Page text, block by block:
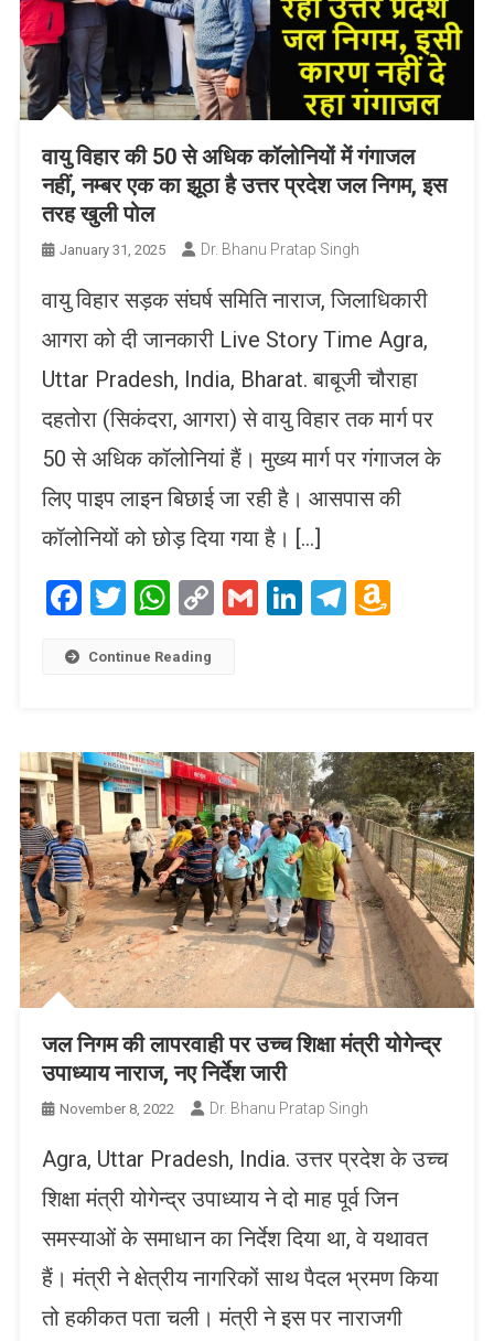
वायु विहार की 50 से अधिक कॉलोनियों में गंगाजल
नहीं, नम्बर एक का झूठा है उत्तर प्रदेश जल निगम, इस
तरह खुली पोल
January 31, 2025 Dr. Bhanu Pratap Singh
वायु विहार सड़क संघर्ष समिति नाराज, जिलाधिकारी
आगरा को दी जानकारी Live Story Time Agra,
Uttar Pradesh, India, Bharat. बाबूजी चौराहा
दहतोरा (सिकंदरा, आगरा) से वायु विहार तक मार्ग पर
50 से अधिक कॉलोनियां हैं। मुख्य मार्ग पर गंगाजल के
लिए पाइप लाइन बिछाई जा रही है। आसपास की
कॉलोनियों को छोड़ दिया गया है। […]
Facebook
Twitter
WhatsApp
CopyGmailLinkedIn
Telegram
Continue Reading
जल निगम की लापरवाही पर उच्च शिक्षा मंत्री योगेन्द्र
उपाध्याय नाराज, नए निर्देश जारी
November 8, 2022 Dr. Bhanu Pratap Singh
Agra, Uttar Pradesh, India. उत्तर प्रदेश के उच्च
शिक्षा मंत्री योगेन्द्र उपाध्याय ने दो माह पूर्व जिन
समस्याओं के समाधान का निर्देश दिया था, वे यथावत
हैं। मंत्री ने क्षेत्रीय नागरिकों साथ पैदल भ्रमण किया
तो हकीकत पता चली। मंत्री ने इस पर नाराजगी